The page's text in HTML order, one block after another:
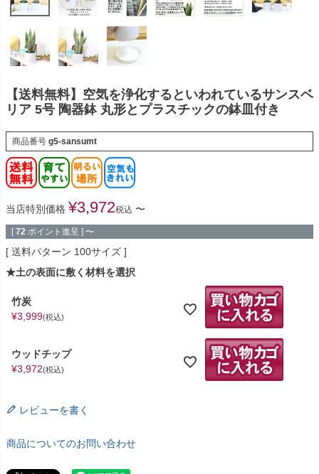
【送料無料】空気を浄化するといわれているサンスベ
リア 5号 陶器鉢 丸形とプラスチックの鉢皿付き
商品番号 g5-sansumt
当店特別価格 ¥3,972税込 〜
[ 72 ポイント進呈 ] 〜
送料パターン 100サイズ
★土の表面に敷く材料を選択
竹炭
¥3,999 税込
ウッドチップ
¥3,972 税込
レビューを書く
商品についてのお問い合わせ